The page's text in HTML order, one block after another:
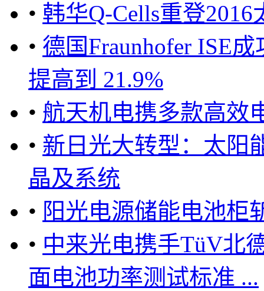
• 韩华Q-Cells重登
• 德国Fraunhofer ISE
提高到 21.9%
• 航天机电携多款高效
• 新日光大转型：太阳
晶及系统
• 阳光电源储能电池柜
• 中来光电携手TüV北
面电池功率测试标准 ...